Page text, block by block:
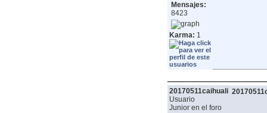
Mensajes:
8423
Karma: 1
20170511caihuali
Usuario
Junior en el foro